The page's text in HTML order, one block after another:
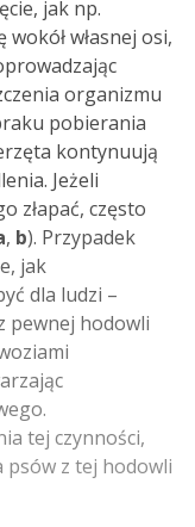
jak np.
własnej osi,
organizmu
pobierania
kontynuują
Jeżeli
złapać, często
, b). Przypadek
jak
dla ludzi –
pewnej hodowli
tej czynności,
psów z tej hodowli